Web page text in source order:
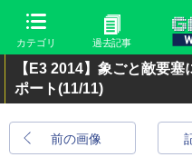
カテゴリ 過去記事
【E3 2014】象ごと敵要
ポート(11/11)
前の画像